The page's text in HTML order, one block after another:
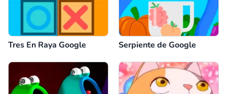
Tres En Raya Google Serpiente de Google